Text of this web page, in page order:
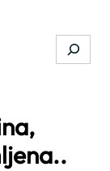
Search